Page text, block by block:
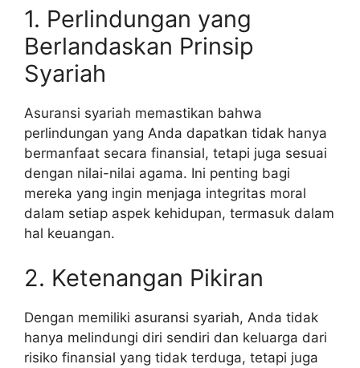
1. Perlindungan yang
Berlandaskan Prinsip
Syariah
Asuransi syariah memastikan bahwa
perlindungan yang Anda dapatkan tidak hanya
bermanfaat secara finansial, tetapi juga sesuai
dengan nilai-nilai agama. Ini penting bagi
mereka yang ingin menjaga integritas moral
dalam setiap aspek kehidupan, termasuk dalam
hal keuangan.
2. Ketenangan Pikiran
Dengan memiliki asuransi syariah, Anda tidak
hanya melindungi diri sendiri dan keluarga dari
risiko finansial yang tidak terduga, tetapi juga